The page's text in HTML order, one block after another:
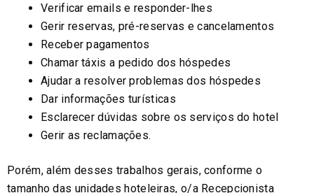
Verificar emails e responder-lhes
Gerir reservas, pré-reservas e cancelamentos
Receber pagamentos
Chamar táxis a pedido dos hóspedes
Ajudar a resolver problemas dos hóspedes
Dar informações turísticas
Esclarecer dúvidas sobre os serviços do hotel
Gerir as reclamações.
Porém, além desses trabalhos gerais, conforme o
tamanho das unidades hoteleiras, o/a Recepcionista